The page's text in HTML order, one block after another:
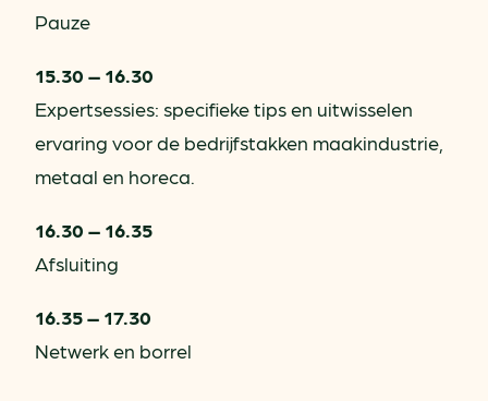
Pauze
15.30 – 16.30
Expertsessies: specifieke tips en uitwisselen
ervaring voor de bedrijfstakken maakindustrie,
metaal en horeca.
16.30 – 16.35
Afsluiting
16.35 – 17.30
Netwerk en borrel